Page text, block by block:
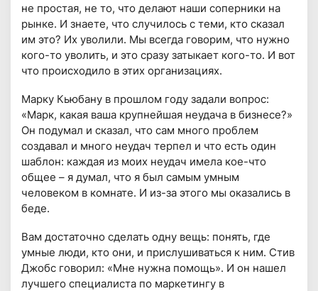
не простая, не то, что делают наши соперники на
рынке. И знаете, что случилось с теми, кто сказал
им это? Их уволили. Мы всегда говорим, что нужно
кого-то уволить, и это сразу затыкает кого-то. И вот
что происходило в этих организациях.
Марку Кьюбану в прошлом году задали вопрос:
«Марк, какая ваша крупнейшая неудача в бизнесе?»
Он подумал и сказал, что сам много проблем
создавал и много неудач терпел и что есть один
шаблон: каждая из моих неудач имела кое-что
общее – я думал, что я был самым умным
человеком в комнате. И из-за этого мы оказались в
беде.
Вам достаточно сделать одну вещь: понять, где
умные люди, кто они, и прислушиваться к ним. Стив
Джобс говорил: «Мне нужна помощь». И он нашел
лучшего специалиста по маркетингу в